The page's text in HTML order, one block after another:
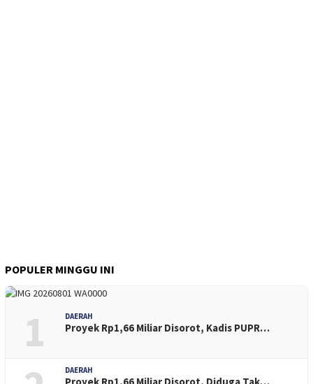
POPULER MINGGU INI
1 DAERAH
Proyek Rp1,66 Miliar Disorot, Kadis PUPR…
DAERAH